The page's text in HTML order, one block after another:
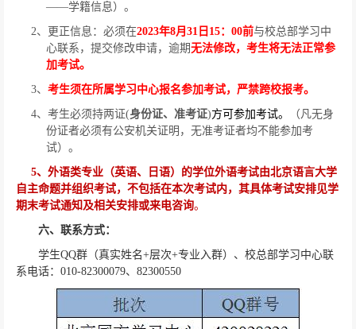
——学籍信息）。
2、更正信息：必须在2023年8月31 日 15：00前与校总部学习中
心联系，提交修改申请，逾期无法修改，考生将无法正常参
加考试。
3、考生须在所属学习中心报名参加考试，严禁跨校报考。
4、考生必须持两证(身份证、准考证)方可参加考试。
（凡无身
份证者必须有公安机关证明，无准考证者均不能参加考
试）。
5、外语类专业（英语、日语）的学位外语考试由北京语言大学
自主命题并组织考试，不包括在本次考试内，其具体考试安排见学
期末考试通知及相关安排或来电咨询。
六、联系方式：
学生QQ群（真实姓名+层次+专业入群）、校总部学习中心联
系电话： 010-82300079、 82300550